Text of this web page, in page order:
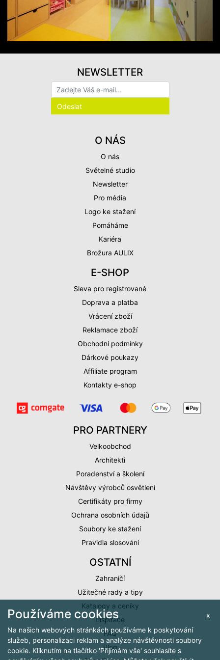
O NÁS
O nás
Světelné studio
Newsletter
Pro média
Logo ke stažení
Pomáháme
Kariéra
Brožura AULIX
E-SHOP
Sleva pro registrované
Doprava a platba
Vrácení zboží
Reklamace zboží
Obchodní podmínky
Dárkové poukazy
Affiliate program
Kontakty e-shop
PRO PARTNERY
Velkoobchod
Architekti
Poradenství a školení
Návštěvy výrobců osvětlení
Certifikáty pro firmy
Ochrana osobních údajů
Soubory ke stažení
Pravidla slosování
OSTATNÍ
Zahraničí
Užitečné rady a tipy
Katalogy a ceníky
Inspirace
FAQ
Blog
NEWSLETTER
x
Používáme cookies
Na našich webových stránkách používáme k poskytování
služeb, personalizaci reklam a analýze návštěvnosti soubory
cookie. Kliknutím na tlačítko 'Přijímám vše' souhlasíte s